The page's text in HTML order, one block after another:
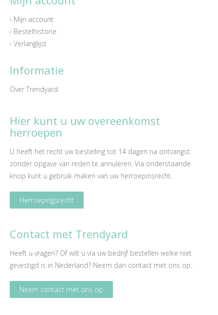
› Mijn account
› Bestelhistorie
› Verlanglijst
Informatie
Over Trendyard
Hier kunt u uw overeenkomst
herroepen
U heeft het recht uw bestelling tot 14 dagen na ontvangst
zonder opgave van reden te annuleren. Via onderstaande
knop kunt u gebruik maken van uw herroepinsrecht.
Herroepingsrecht
Contact met Trendyard
Heeft u vragen? Of wilt u via uw bedrijf bestellen welke niet
gevestigd is in Nederland? Neem dan contact met ons op.
Neem contact met ons op